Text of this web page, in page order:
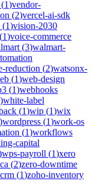
(1)vendor-
(2)vercel-ai-sdk
(1)vision-2030
(1)voice-commerce
(3)walmart-
reduction (2)watsonx-
(1)web-design
(1)webhooks
)white-label
(1)wip (1)wix
)wordpress (1)work-os
(1)workflows
capital
wps-payroll (1)xero
(2)zero-downtime
(1)zoho-inventory